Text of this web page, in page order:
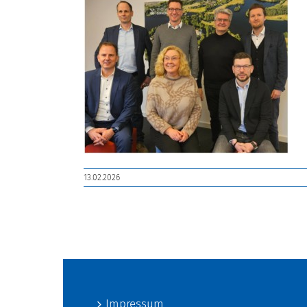
13.02.2026
Impressum